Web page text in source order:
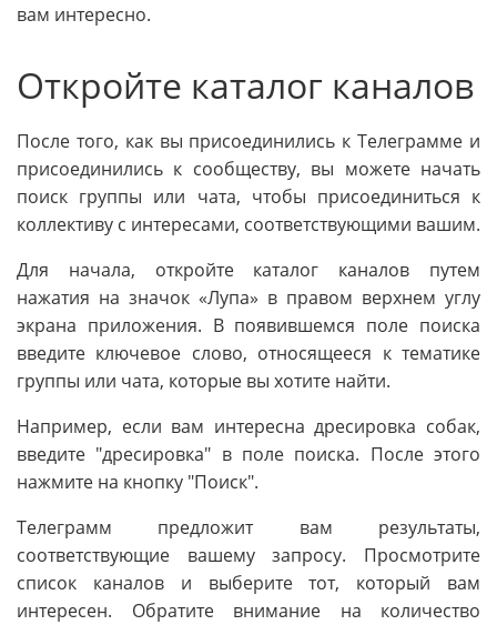
вам интересно.
Откройте каталог каналов
После того, как вы присоединились к Телеграмме и
присоединились к сообществу, вы можете начать
поиск группы или чата, чтобы присоединиться к
коллективу с интересами, соответствующими вашим.
Для начала, откройте каталог каналов путем
нажатия на значок «Лупа» в правом верхнем углу
экрана приложения. В появившемся поле поиска
введите ключевое слово, относящееся к тематике
группы или чата, которые вы хотите найти.
Например, если вам интересна дресировка собак,
введите "дресировка" в поле поиска. После этого
нажмите на кнопку "Поиск".
Телеграмм предложит вам результаты,
соответствующие вашему запросу. Просмотрите
список каналов и выберите тот, который вам
интересен. Обратите внимание на количество